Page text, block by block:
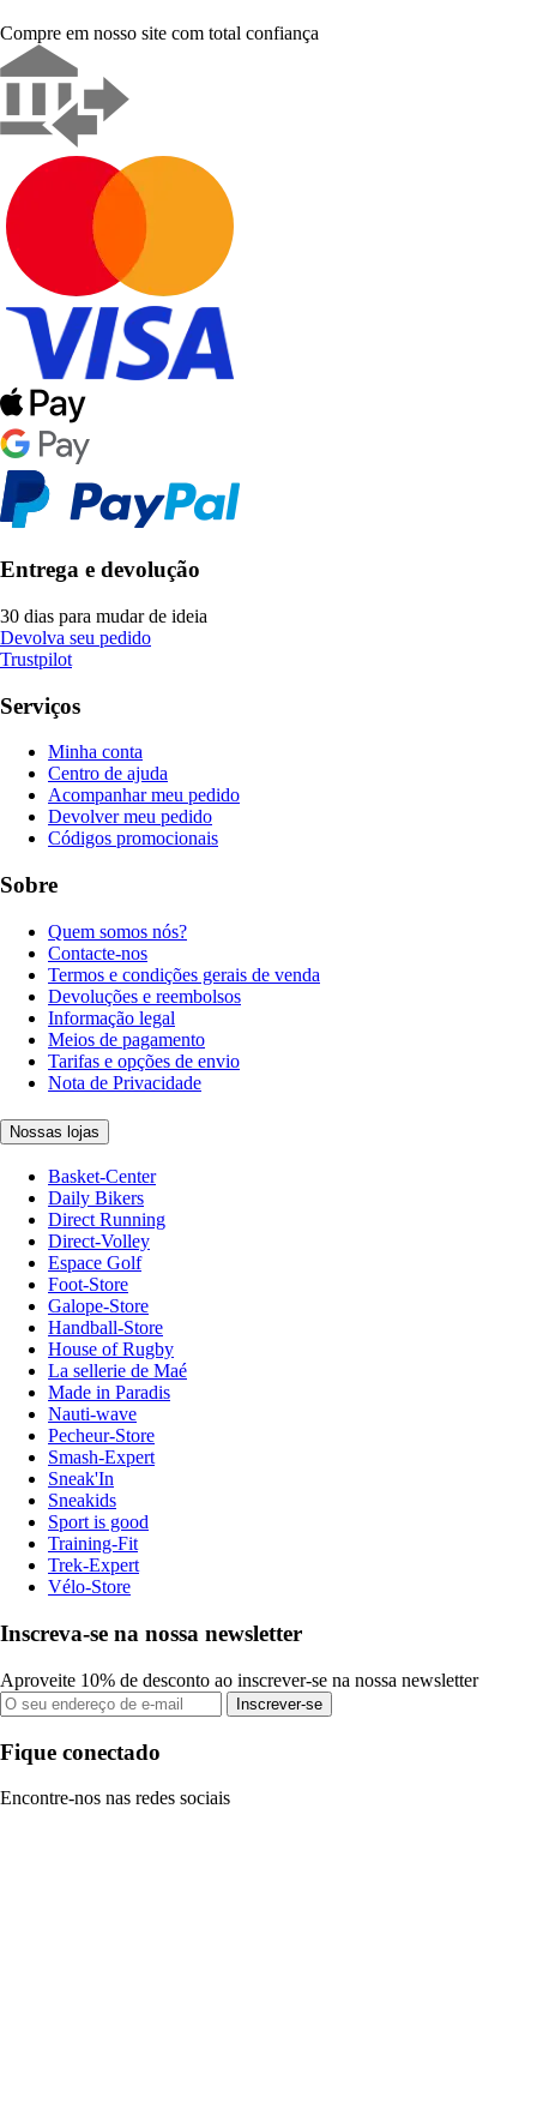
Compre em nosso site com total confiança
Entrega e devolução
30 dias para mudar de ideia
Devolva seu pedido
Trustpilot
Serviços
Minha conta
Centro de ajuda
Acompanhar meu pedido
Devolver meu pedido
Códigos promocionais
Sobre
Quem somos nós?
Contacte-nos
Termos e condições gerais de venda
Devoluções e reembolsos
Informação legal
Meios de pagamento
Tarifas e opções de envio
Nota de Privacidade
Nossas lojas
Basket-Center
Daily Bikers
Direct Running
Direct-Volley
Espace Golf
Foot-Store
Galope-Store
Handball-Store
House of Rugby
La sellerie de Maé
Made in Paradis
Nauti-wave
Pecheur-Store
Smash-Expert
Sneak'In
Sneakids
Sport is good
Training-Fit
Trek-Expert
Vélo-Store
Inscreva-se na nossa newsletter
Aproveite 10% de desconto ao inscrever-se na nossa newsletter
Inscrever-se
Fique conectado
Encontre-nos nas redes sociais